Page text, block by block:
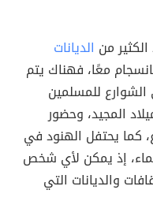
من الديانات
معًا، فهناك يتم
للمسلمين
المجيد، وحضور
كما يحتفل الهنود في
إذ يمكن لأي شخص
والديانات التي